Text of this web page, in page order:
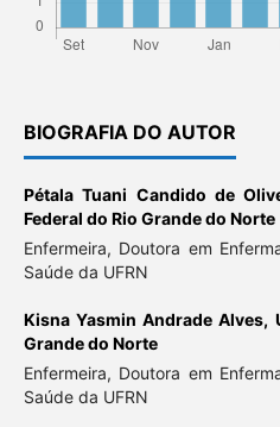
BIOGRAFIA DO AUTOR
Pétala Tuani Candido de
Federal do Rio Grande do Norte
Enfermeira, Doutora em
Saúde da UFRN
Kisna Yasmin Andrade Alves,
Grande do Norte
Enfermeira, Doutora em
Saúde da UFRN